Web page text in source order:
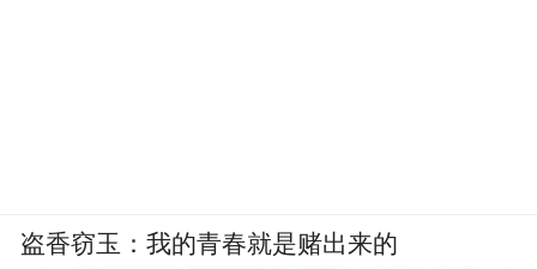
盗香窃玉：我的青春就是赌出来的